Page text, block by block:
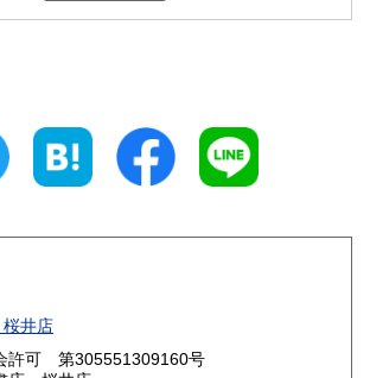
静岡県
600円 三重県
600円 京都府 600円
井店
許可 第305551309160号